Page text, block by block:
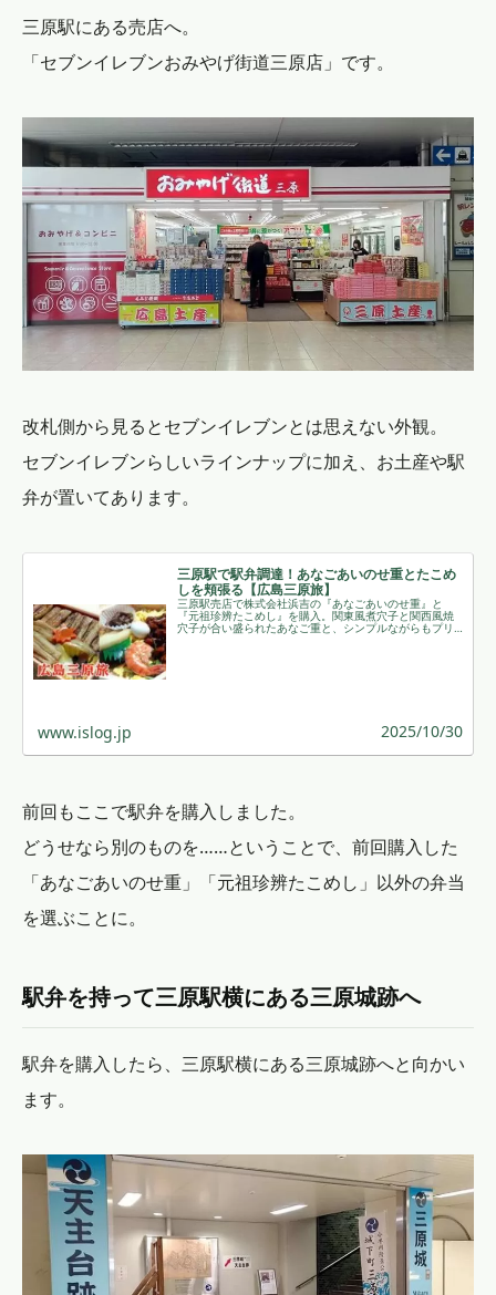
三原駅にある売店へ。
「セブンイレブンおみやげ街道三原店」です。
改札側から見るとセブンイレブンとは思えない外観。
セブンイレブンらしいラインナップに加え、お土産や駅
弁が置いてあります。
三原駅で駅弁調達！あなごあいのせ重とたこめ
しを頬張る【広島三原旅】
三原駅売店で株式会社浜吉の『あなごあいのせ重』と
『元祖珍辨たこめし』を購入。関東風煮穴子と関西風焼
穴子が合い盛られたあなご重と、シンプルながらもプリ
www.islog.jp 2025/10/30
前回もここで駅弁を購入しました。
どうせなら別のものを……ということで、前回購入した
「あなごあいのせ重」「元祖珍辨たこめし」以外の弁当
を選ぶことに。
駅弁を持って三原駅横にある三原城跡へ
駅弁を購入したら、三原駅横にある三原城跡へと向かい
ます。